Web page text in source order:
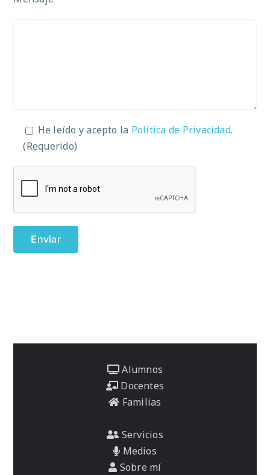
He leído y acepto la Política de Privacidad.
(Requerido)
Alumnos
Docentes
Familias
Servicios
Medios
Sobre mí